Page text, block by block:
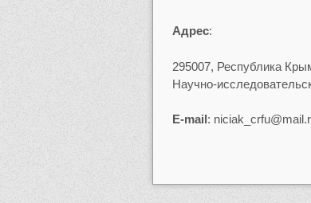
Адрес:
295007, Республика
Научно-
Е-mail: